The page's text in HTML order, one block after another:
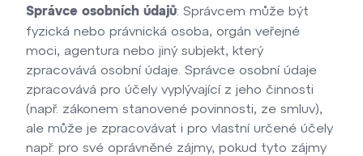
Správce osobních údajů: Správcem může být
fyzická nebo právnická osoba, orgán veřejné
moci, agentura nebo jiný subjekt, který
zpracovává osobní údaje. Správce osobní údaje
zpracovává pro účely vyplývající z jeho činnosti
(např. zákonem stanovené povinnosti, ze smluv),
ale může je zpracovávat i pro vlastní určené účely
např. pro své oprávněné zájmy, pokud tyto zájmy